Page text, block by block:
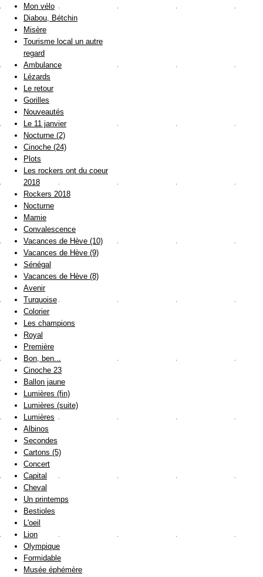
Mon vélo
Diabou, Bétchin
Misère
Tourisme local un autre
regard
Ambulance
Lézards
Le retour
Gorilles
Nouveautés
Le 11 janvier
Nocturne (2)
Cinoche (24)
Plots
Les rockers ont du coeur
2018
Rockers 2018
Nocturne
Mamie
Convalescence
Vacances de Hève (10)
Vacances de Hève (9)
Sénégal
Vacances de Hève (8)
Avenir
Turquoise
Colorier
Les champions
Royal
Première
Bon, ben...
Cinoche 23
Ballon jaune
Lumières (fin)
Lumières (suite)
Lumières
Albinos
Secondes
Cartons (5)
Concert
Capital
Cheval
Un printemps
Bestioles
L'oeil
Lion
Olympique
Formidable
Musée éphémère